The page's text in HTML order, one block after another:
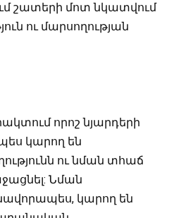
շատերի մոտ նկատվում
ու մարսողության
որոշ նյարդերի
կարող են
ու նման տհաճ
Նման
կարող են